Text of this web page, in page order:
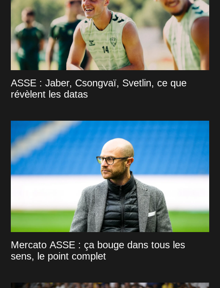
ASSE : Jaber, Csongvaï, Svetlin, ce que
révèlent les datas
Mercato ASSE : ça bouge dans tous les
sens, le point complet